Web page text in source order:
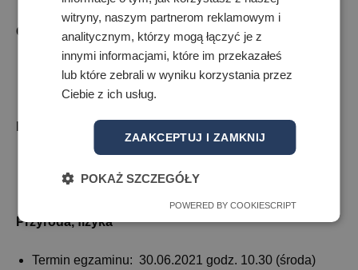
Chemia
Termin egzaminu: 29.06 2021 (wtorek) godz. 11.00
(egzamin pisemny)
Biologia, geografia, edb
(egzamin pisemny)
Przyroda, fizyka
Termin egzaminu: 30.06.2021 godz. 10.30 (środa)
witryny, naszym partnerom reklamowym i
analitycznym, którzy mogą łączyć je z
innymi informacjami, które im przekazałeś
lub które zebrali w wyniku korzystania przez
Ciebie z ich usług.
ZAAKCEPTUJ I ZAMKNIJ
POKAŻ SZCZEGÓŁY
POWERED BY COOKIESCRIPT